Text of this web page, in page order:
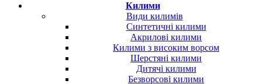
Килими
Види килимів
Синтетичні килими
Акрилові килими
Килими з високим ворсом
Шерстяні килими
Дитячі килими
Безворсові килими